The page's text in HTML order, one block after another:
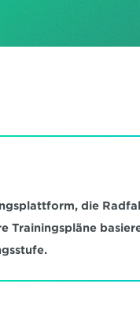
die
Trainingspläne